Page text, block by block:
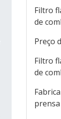
Filtro
de
Preço
Filtro
de
prensa